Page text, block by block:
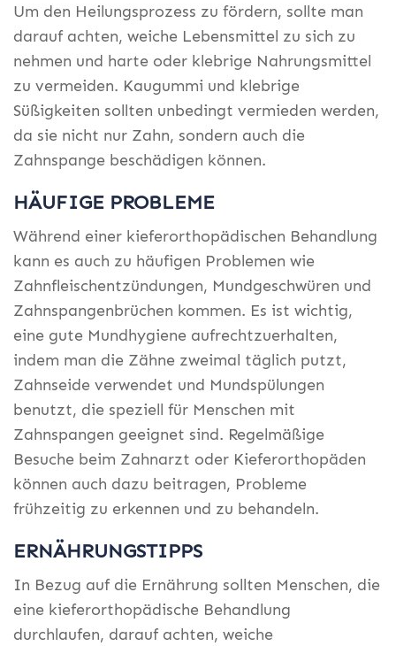
Um den Heilungsprozess zu fördern, sollte man
darauf achten, weiche Lebensmittel zu sich zu
nehmen und harte oder klebrige Nahrungsmittel
zu vermeiden. Kaugummi und klebrige
Süßigkeiten sollten unbedingt vermieden werden,
da sie nicht nur Zahn, sondern auch die
Zahnspange beschädigen können.
HÄUFIGE PROBLEME
Während einer kieferorthopädischen Behandlung
kann es auch zu häufigen Problemen wie
Zahnfleischentzündungen, Mundgeschwüren und
Zahnspangenbrüchen kommen. Es ist wichtig,
eine gute Mundhygiene aufrechtzuerhalten,
indem man die Zähne zweimal täglich putzt,
Zahnseide verwendet und Mundspülungen
benutzt, die speziell für Menschen mit
Zahnspangen geeignet sind. Regelmäßige
Besuche beim Zahnarzt oder Kieferorthopäden
können auch dazu beitragen, Probleme
frühzeitig zu erkennen und zu behandeln.
ERNÄHRUNGSTIPPS
In Bezug auf die Ernährung sollten Menschen, die
eine kieferorthopädische Behandlung
durchlaufen, darauf achten, weiche